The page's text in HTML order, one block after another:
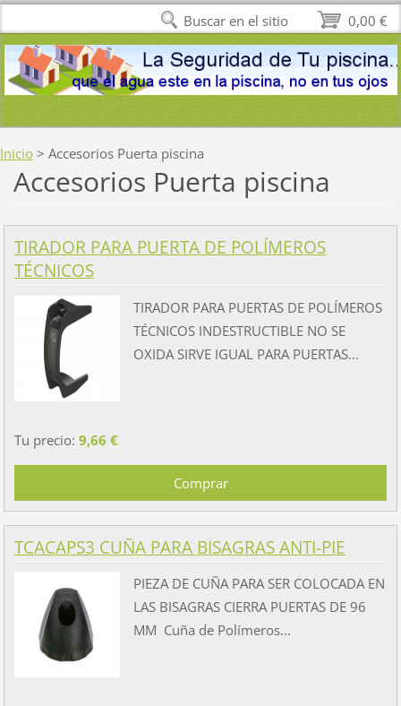
Inicio > Accesorios Puerta piscina
Accesorios Puerta piscina
TIRADOR PARA PUERTA DE POLÍMEROS
TÉCNICOS
TIRADOR PARA PUERTAS DE POLÍMEROS
TÉCNICOS INDESTRUCTIBLE NO SE
OXIDA SIRVE IGUAL PARA PUERTAS...
Tu precio: 9,66 €
TCACAPS3 CUÑA PARA BISAGRAS ANTI-PIE
PIEZA DE CUÑA PARA SER COLOCADA EN
LAS BISAGRAS CIERRA PUERTAS DE 96
MM Cuña de Polímeros...
0,00 €
Buscar en el sitio